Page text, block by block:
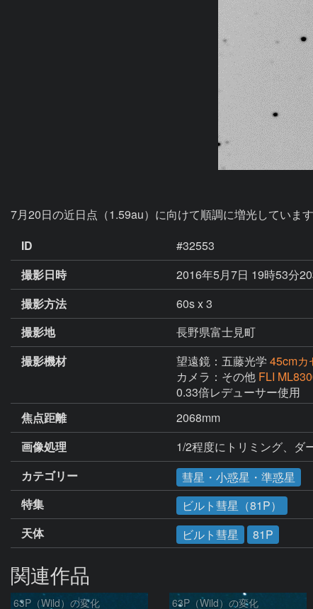
7月20日の近日点（1.59au）に向けて順調に増光していま
ID
#32553
撮影日時
2016年5月7日 19時53分
撮影方法
60s x 3
撮影地
長野県富士見町
撮影機材
望遠鏡：五藤光学 45cmカ
カメラ：その他 FLI
0.33倍レデューサー使用
焦点距離
2068mm
画像処理
1/2程度にトリミング、ダ
カテゴリー
彗星・小惑星・準惑星
特集
ビルト彗星（81P）
天体
ビルト彗星 81P
関連作品
63P（Wild）の変化 63P（Wild）の変化